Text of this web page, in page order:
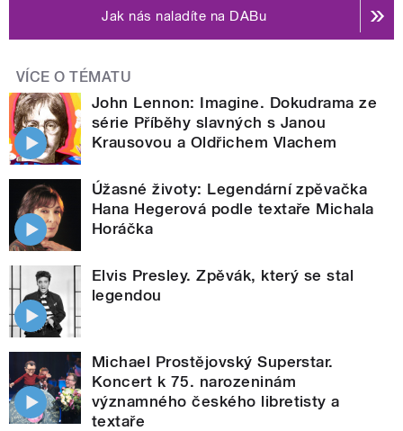
Jak nás naladíte na DABu
VÍCE O TÉMATU
John Lennon: Imagine. Dokudrama ze
série Příběhy slavných s Janou
Krausovou a Oldřichem Vlachem
Úžasné životy: Legendární zpěvačka
Hana Hegerová podle textaře Michala
Horáčka
Elvis Presley. Zpěvák, který se stal
legendou
Michael Prostějovský Superstar.
Koncert k 75. narozeninám
významného českého libretisty a
textaře